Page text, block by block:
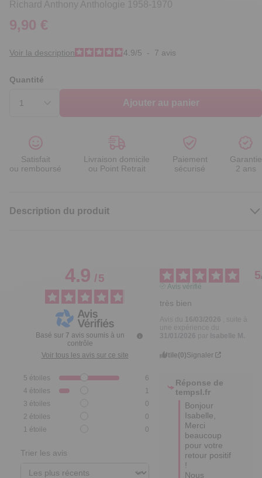
Richard Anthony Anthologie 1958-1970
9,90 €
Voir la description 4.9/5 - 7 avis
Quantité
Ajouter au panier
Satisfait
ou remboursé
Livraison domicile
ou Point Retrait
Paiement
sécurisé
Garantie
2 ans
Description du produit
4.9/5
Basé sur 7 avis soumis à un
contrôle
Voir tous les avis sur ce site
5 étoiles
6
4 étoiles
1
3 étoiles
0
2 étoiles
0
1 étoile 0
Trier les avis
5
Avis vérifié
très bien
16/03/2026
une expérience du
31/01/2026
Isabelle M.
Utile(0)Signaler
Réponse de
tempsl.fr
Bonjour
Isabelle,
Merci
beaucoup
pour votre
retour positif
!
Nous